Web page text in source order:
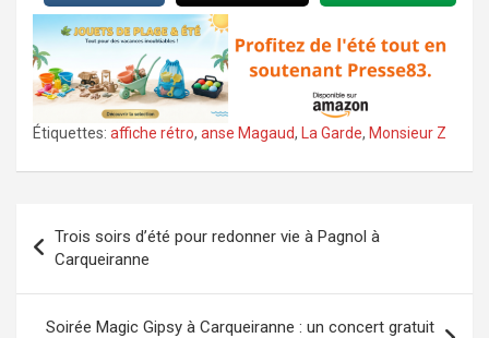
Étiquettes: affiche rétro, anse Magaud, La Garde, Monsieur Z
de
l’article
Trois soirs d’été pour redonner vie à Pagnol à
Carqueiranne
Soirée Magic Gipsy à Carqueiranne : un concert gratuit